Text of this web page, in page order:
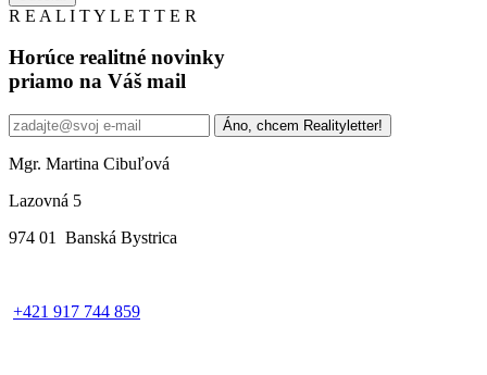
R E A L I TY L E T T E R
Horúce realitné novinky
priamo na Váš mail
Áno, chcem Realityletter!
Mgr. Martina Cibuľová
Lazovná 5
974 01 Banská Bystrica
+421 917 744 859